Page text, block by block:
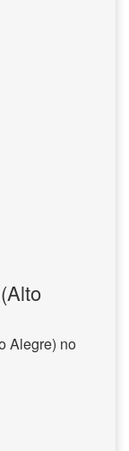
Alegre) no